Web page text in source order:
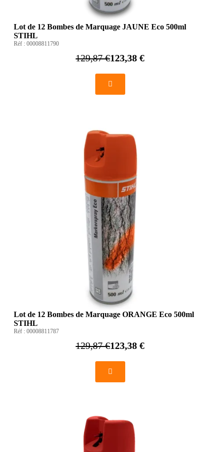
Lot de 12 Bombes de Marquage JAUNE Eco 500ml
STIHL
Réf : 00008811790
129,87 €123,38 €
Lot de 12 Bombes de Marquage ORANGE Eco 500ml
STIHL
Réf : 00008811787
129,87 €123,38 €